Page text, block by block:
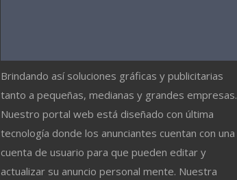
Brindando así soluciones gráficas y publicitarias
tanto a pequeñas, medianas y grandes empresas.
Nuestro portal web está diseñado con última
tecnología donde los anunciantes cuentan con una
cuenta de usuario para que pueden editar y
actualizar su anuncio personal mente. Nuestra